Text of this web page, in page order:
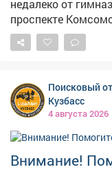
недалеко от гимназии. В кузбасской
проспекте
православной
областном МЧС
человек. – В результате пожараавтомобиль выгорел
полностью.
Пользователи
которых
Поисковый
Кузбасс
4 августа 2026
Внимание!